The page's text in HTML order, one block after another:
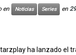
en Noticias Series en
tarzplay ha lanzado el